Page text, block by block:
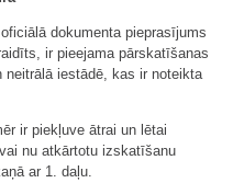
dokumenta pieprasījums
ir pieejama pārskatīšanas
iestādē, kas ir noteikta
ir piekļuve ātrai un lētai
nu atkārtotu izskatīšanu
ar 1. daļu.